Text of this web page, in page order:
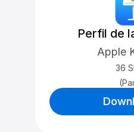
Perfil de
Apple
36